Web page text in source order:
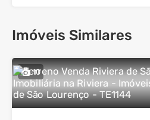
Imóveis Similares
10